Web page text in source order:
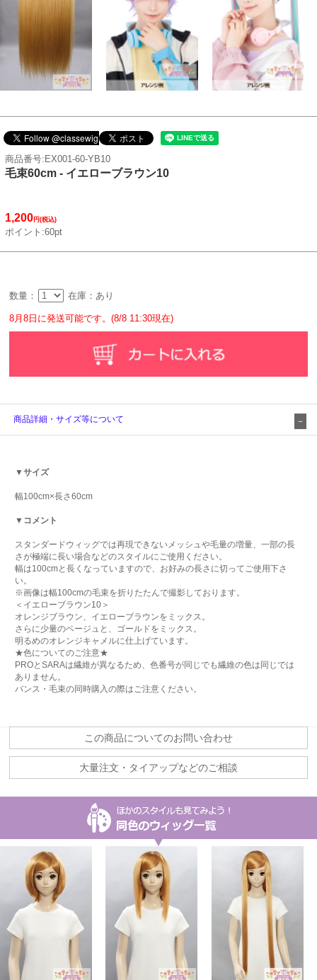
商品番号:EX001-60-YB10
毛束60cm - イエローブラウン10
1,200円(税込)
ポイント:60pt
数量： 在庫：あり
8月8日に発送可能です。(8/8 11:30現在)
商品詳細・サイズ等について
▼サイズ
幅100cm×長さ60cm
▼コメント
スタンダードウィッグでは再現できないメッシュや毛量の増量、一部の長
さが極端に長い場合などのスタイルにご使用ください。
幅は100cmと長くなっていますので、お好みの長さに切ってご使用下さ
い。
※画像は幅100cmの毛束を折りたたんで撮影しております。
＜イエローブラウン10＞
オレンジブラウン、イエローブラウンをミックス。
さらに少量のベージュと、ゴールドをミックス。
明るめのオレンジキャメルに仕上げています。
★色についてのご注意★
PROとSARAは繊維が異なるため、色番号が同じでも繊維の色は同じでは
ありません。
バンス・毛束の同時購入の際はご注意ください。
この商品についてのお問い合わせ
大量注文・タイアップなどのご相談